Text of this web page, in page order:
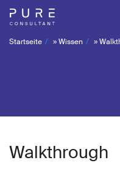
Startseite »Wissen »
Walkthrough